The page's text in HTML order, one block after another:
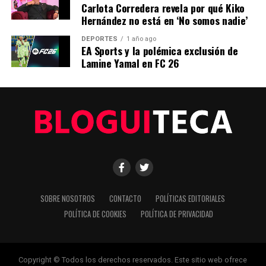
Carlota Corredera revela por qué Kiko
Hernández no está en ‘No somos nadie’
DEPORTES 1 año ago
EA Sports y la polémica exclusión de
Lamine Yamal en FC 26
SOBRE NOSOTROS CONTACTO
POLÍTICAS EDITORIALES
POLÍTICA DE COOKIES
POLÍTICA DE PRIVACIDAD
Copyright © Todos los derechos reservados. Este sitio web ofrece